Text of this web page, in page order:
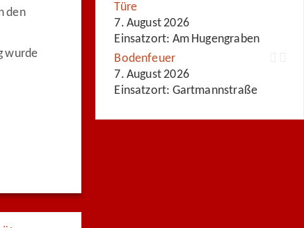
den
wurde
Türe
7. August 2026
Einsatzort: Am Hugengraben
Bodenfeuer
7. August 2026
Einsatzort: Gartmannstraße